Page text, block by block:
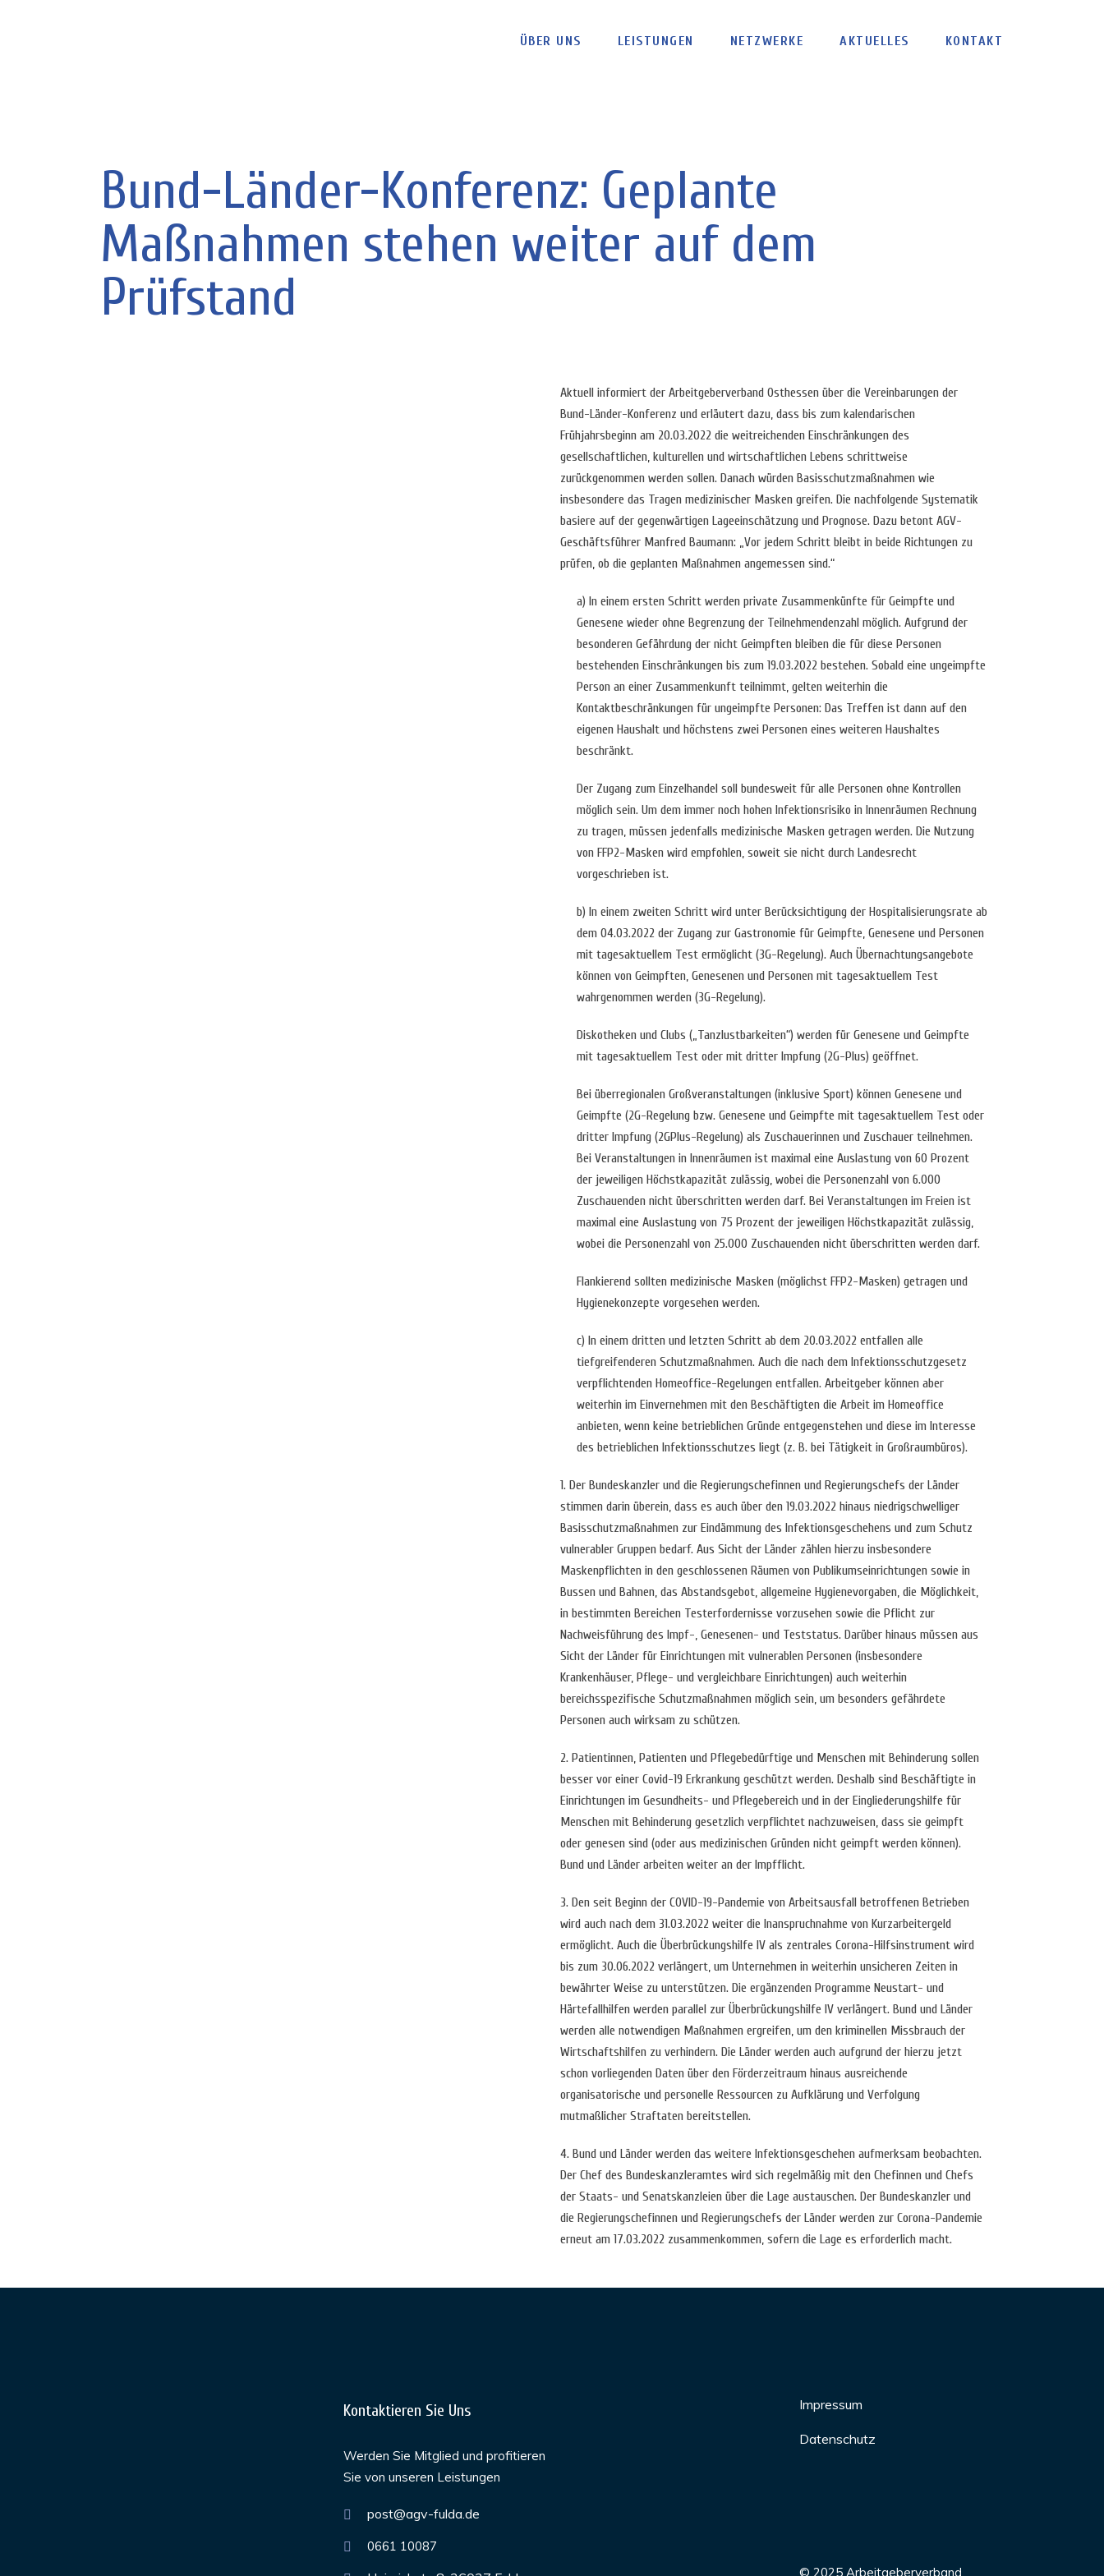
ÜBER UNS LEISTUNGEN NETZWERKE AKTUELLES KONTAKT
Bund-Länder-Konferenz: Geplante
Maßnahmen stehen weiter auf dem
Prüfstand
Aktuell informiert der Arbeitgeberverband Osthessen über die Vereinbarungen der
Bund-Länder-Konferenz und erläutert dazu, dass bis zum kalendarischen
Frühjahrsbeginn am 20.03.2022 die weitreichenden Einschränkungen des
gesellschaftlichen, kulturellen und wirtschaftlichen Lebens schrittweise
zurückgenommen werden sollen. Danach würden Basisschutzmaßnahmen wie
insbesondere das Tragen medizinischer Masken greifen. Die nachfolgende Systematik
basiere auf der gegenwärtigen Lageeinschätzung und Prognose. Dazu betont AGV-
Geschäftsführer Manfred Baumann: „Vor jedem Schritt bleibt in beide Richtungen zu
prüfen, ob die geplanten Maßnahmen angemessen sind.“
a) In einem ersten Schritt werden private Zusammenkünfte für Geimpfte und
Genesene wieder ohne Begrenzung der Teilnehmendenzahl möglich. Aufgrund der
besonderen Gefährdung der nicht Geimpften bleiben die für diese Personen
bestehenden Einschränkungen bis zum 19.03.2022 bestehen. Sobald eine ungeimpfte
Person an einer Zusammenkunft teilnimmt, gelten weiterhin die
Kontaktbeschränkungen für ungeimpfte Personen: Das Treffen ist dann auf den
eigenen Haushalt und höchstens zwei Personen eines weiteren Haushaltes
beschränkt.
Der Zugang zum Einzelhandel soll bundesweit für alle Personen ohne Kontrollen
möglich sein. Um dem immer noch hohen Infektionsrisiko in Innenräumen Rechnung
zu tragen, müssen jedenfalls medizinische Masken getragen werden. Die Nutzung
von FFP2-Masken wird empfohlen, soweit sie nicht durch Landesrecht
vorgeschrieben ist.
b) In einem zweiten Schritt wird unter Berücksichtigung der Hospitalisierungsrate ab
dem 04.03.2022 der Zugang zur Gastronomie für Geimpfte, Genesene und Personen
mit tagesaktuellem Test ermöglicht (3G-Regelung). Auch Übernachtungsangebote
können von Geimpften, Genesenen und Personen mit tagesaktuellem Test
wahrgenommen werden (3G-Regelung).
Diskotheken und Clubs („Tanzlustbarkeiten“) werden für Genesene und Geimpfte
mit tagesaktuellem Test oder mit dritter Impfung (2G-Plus) geöffnet.
Bei überregionalen Großveranstaltungen (inklusive Sport) können Genesene und
Geimpfte (2G-Regelung bzw. Genesene und Geimpfte mit tagesaktuellem Test oder
dritter Impfung (2GPlus-Regelung) als Zuschauerinnen und Zuschauer teilnehmen.
Bei Veranstaltungen in Innenräumen ist maximal eine Auslastung von 60 Prozent
der jeweiligen Höchstkapazität zulässig, wobei die Personenzahl von 6.000
Zuschauenden nicht überschritten werden darf. Bei Veranstaltungen im Freien ist
maximal eine Auslastung von 75 Prozent der jeweiligen Höchstkapazität zulässig,
wobei die Personenzahl von 25.000 Zuschauenden nicht überschritten werden darf.
Flankierend sollten medizinische Masken (möglichst FFP2-Masken) getragen und
Hygienekonzepte vorgesehen werden.
c) In einem dritten und letzten Schritt ab dem 20.03.2022 entfallen alle
tiefgreifenderen Schutzmaßnahmen. Auch die nach dem Infektionsschutzgesetz
verpflichtenden Homeoffice-Regelungen entfallen. Arbeitgeber können aber
weiterhin im Einvernehmen mit den Beschäftigten die Arbeit im Homeoffice
anbieten, wenn keine betrieblichen Gründe entgegenstehen und diese im Interesse
des betrieblichen Infektionsschutzes liegt (z. B. bei Tätigkeit in Großraumbüros).
1. Der Bundeskanzler und die Regierungschefinnen und Regierungschefs der Länder
stimmen darin überein, dass es auch über den 19.03.2022 hinaus niedrigschwelliger
Basisschutzmaßnahmen zur Eindämmung des Infektionsgeschehens und zum Schutz
vulnerabler Gruppen bedarf. Aus Sicht der Länder zählen hierzu insbesondere
Maskenpflichten in den geschlossenen Räumen von Publikumseinrichtungen sowie in
Bussen und Bahnen, das Abstandsgebot, allgemeine Hygienevorgaben, die Möglichkeit,
in bestimmten Bereichen Testerfordernisse vorzusehen sowie die Pflicht zur
Nachweisführung des Impf-, Genesenen- und Teststatus. Darüber hinaus müssen aus
Sicht der Länder für Einrichtungen mit vulnerablen Personen (insbesondere
Krankenhäuser, Pflege- und vergleichbare Einrichtungen) auch weiterhin
bereichsspezifische Schutzmaßnahmen möglich sein, um besonders gefährdete
Personen auch wirksam zu schützen.
2. Patientinnen, Patienten und Pflegebedürftige und Menschen mit Behinderung sollen
besser vor einer Covid-19 Erkrankung geschützt werden. Deshalb sind Beschäftigte in
Einrichtungen im Gesundheits- und Pflegebereich und in der Eingliederungshilfe für
Menschen mit Behinderung gesetzlich verpflichtet nachzuweisen, dass sie geimpft
oder genesen sind (oder aus medizinischen Gründen nicht geimpft werden können).
Bund und Länder arbeiten weiter an der Impfflicht.
3. Den seit Beginn der COVID-19-Pandemie von Arbeitsausfall betroffenen Betrieben
wird auch nach dem 31.03.2022 weiter die Inanspruchnahme von Kurzarbeitergeld
ermöglicht. Auch die Überbrückungshilfe IV als zentrales Corona-Hilfsinstrument wird
bis zum 30.06.2022 verlängert, um Unternehmen in weiterhin unsicheren Zeiten in
bewährter Weise zu unterstützen. Die ergänzenden Programme Neustart- und
Härtefallhilfen werden parallel zur Überbrückungshilfe IV verlängert. Bund und Länder
werden alle notwendigen Maßnahmen ergreifen, um den kriminellen Missbrauch der
Wirtschaftshilfen zu verhindern. Die Länder werden auch aufgrund der hierzu jetzt
schon vorliegenden Daten über den Förderzeitraum hinaus ausreichende
organisatorische und personelle Ressourcen zu Aufklärung und Verfolgung
mutmaßlicher Straftaten bereitstellen.
4. Bund und Länder werden das weitere Infektionsgeschehen aufmerksam beobachten.
Der Chef des Bundeskanzleramtes wird sich regelmäßig mit den Chefinnen und Chefs
der Staats- und Senatskanzleien über die Lage austauschen. Der Bundeskanzler und
die Regierungschefinnen und Regierungschefs der Länder werden zur Corona-Pandemie
erneut am 17.03.2022 zusammenkommen, sofern die Lage es erforderlich macht.
Kontaktieren Sie Uns
Werden Sie Mitglied und profitieren
Sie von unseren Leistungen
post@agv-fulda.de
0661 10087
Impressum
Datenschutz
© 2025 Arbeitgeberverband